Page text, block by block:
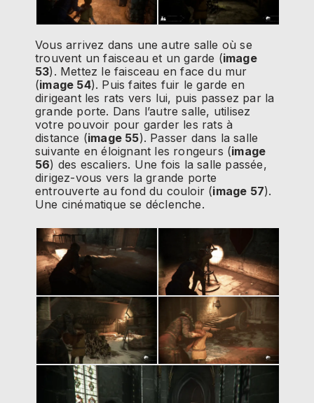
Vous arrivez dans une autre salle où se
trouvent un faisceau et un garde (image
53). Mettez le faisceau en face du mur
(image 54). Puis faites fuir le garde en
dirigeant les rats vers lui, puis passez par la
grande porte. Dans l’autre salle, utilisez
votre pouvoir pour garder les rats à
distance (image 55). Passer dans la salle
suivante en éloignant les rongeurs (image
56) des escaliers. Une fois la salle passée,
dirigez-vous vers la grande porte
entrouverte au fond du couloir (image 57).
Une cinématique se déclenche.